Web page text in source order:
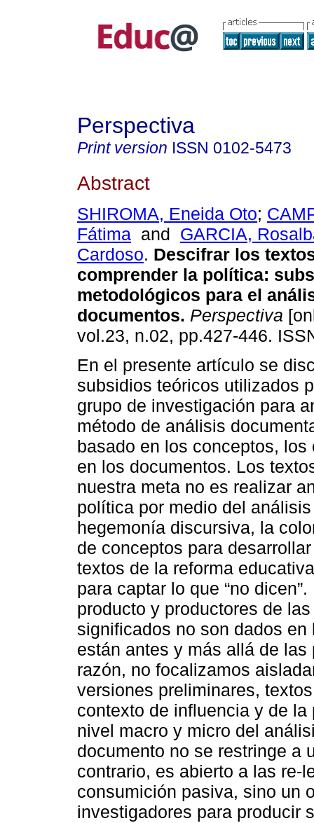
Perspectiva
Print version ISSN 0102-5473
Abstract
SHIROMA, Eneida Oto;
Fátima and GARCIA,
Cardoso. Descifrar los
comprender la política:
metodológicos para el
documentos. Perspectiva
vol.23, n.02, pp.427-446.
En el presente artículo se
subsidios teóricos utilizados
grupo de investigación para
método de análisis
basado en los conceptos,
en los documentos. Los
nuestra meta no es realizar
política por medio del
hegemonía discursiva, la
de conceptos para
textos de la reforma
para captar lo que “no
producto y productores de
significados no son dados
están antes y más allá de
razón, no focalizamos
versiones preliminares,
contexto de influencia y de
nivel macro y micro del
documento no se restringe a
contrario, es abierto a las re-
consumición pasiva, sino un
investigadores para producir